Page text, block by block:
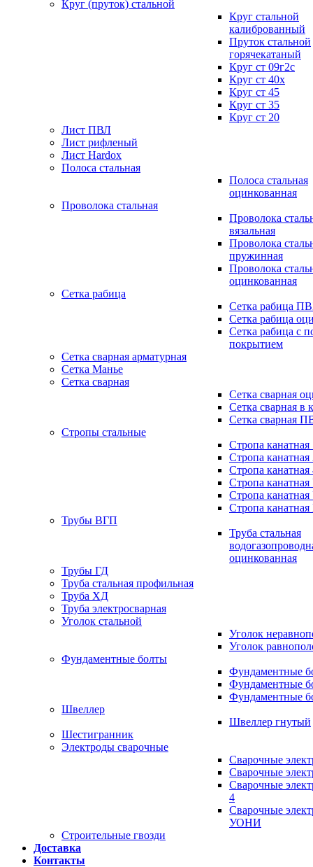
Круг (пруток) стальной
Круг стальной
калиброванный
Пруток стальной
горячекатаный
Круг ст 09г2с
Круг ст 40х
Круг ст 45
Круг ст 35
Круг ст 20
Лист ПВЛ
Лист рифленый
Лист Hardox
Полоса стальная
Полоса стальная
оцинкованная
Проволока стальная
Проволока
вязальная
Проволока
пружинная
Проволока
оцинкованная
Сетка рабица
Сетка рабица
Сетка рабица
Сетка рабица с
покрытием
Сетка сварная арматурная
Сетка Манье
Сетка сварная
Сетка сварная
Сетка сварная в
Сетка сварная
Стропы стальные
Стропа
Стропа
Стропа
Стропа
Стропа
Стропа
Трубы ВГП
Труба стальная
оцинкованная
Трубы ГД
Труба стальная профильная
Труба ХД
Труба электросварная
Уголок стальной
Уголок
Уголок
Фундаментные болты
Фундаментные
Фундаментные
Фундаментные
Швеллер
Швеллер гнутый
Шестигранник
Электроды сварочные
Сварочные
Сварочные
Сварочные
4
Сварочные
УОНИ
Строительные гвозди
Доставка
Контакты